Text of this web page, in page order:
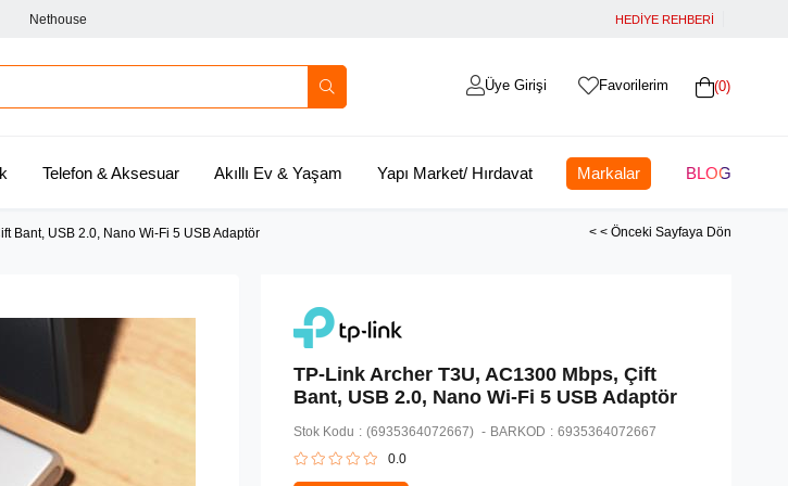
Nethouse HEDİYE REHBERİ
0
Favorilerim
Üye Girişi
Telefon & Aksesuar Akıllı Ev & Yaşam Yapı Market/ Hırdavat Markalar BLOG
Bant, USB 2.0, Nano Wi-Fi 5 USB Adaptör < < Önceki Sayfaya Dön
TP-Link Archer T3U, AC1300 Mbps, Çift
Bant, USB 2.0, Nano Wi-Fi 5 USB Adaptör
Stok Kodu (6935364072667) BARKOD : 6935364072667
0.0